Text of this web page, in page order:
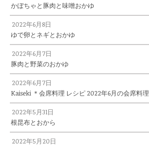
かぼちゃと豚肉と味噌おかゆ
2022年6月8日
ゆで卵とネギとおかゆ
2022年6月7日
豚肉と野菜のおかゆ
2022年6月7日
Kaiseki ＊会席料理 レシピ 2022年6月の会席料理
2022年5月31日
根昆布とおから
2022年5月20日